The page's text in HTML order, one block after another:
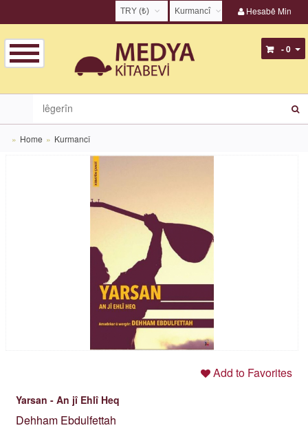
Hesabê Min
Kurmancî
Türkçe
Zazakî
TRY (₺)
EUR (€)
TRY (₺)
GBP (£)
- 0
Home Kurmancî
Add to Favorites
Yarsan - An jî Ehlî Heq
Dehham Ebdulfettah